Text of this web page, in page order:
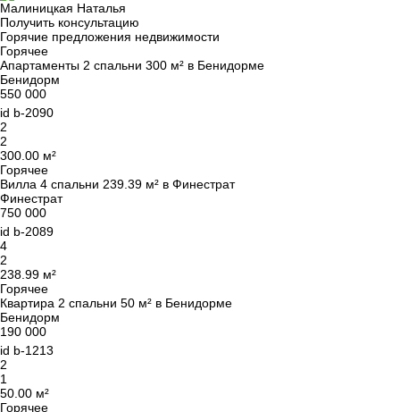
Малиницкая Наталья
Получить консультацию
Горячие предложения недвижимости
Горячее
Апартаменты 2 спальни 300 м² в Бенидорме
Бенидорм
550 000
id b-2090
2
2
300.00 м²
Горячее
Вилла 4 спальни 239.39 м² в Финестрат
Финестрат
750 000
id b-2089
4
2
238.99 м²
Горячее
Квартира 2 спальни 50 м² в Бенидорме
Бенидорм
190 000
id b-1213
2
1
50.00 м²
Горячее